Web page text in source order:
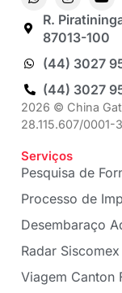
R.
87013-100
(44) 3027
(44) 3027
2026 © China
28.115.607/
Serviços
Pesquisa de
Processo de
Desembaraço
Radar Siscomex
Viagem Canton